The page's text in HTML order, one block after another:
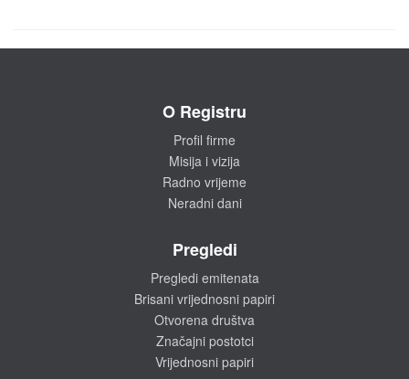
O Registru
Profil firme
Misija i vizija
Radno vrijeme
Neradni dani
Pregledi
Pregledi emitenata
Brisani vrijednosni papiri
Otvorena društva
Značajni postotci
Vrijednosni papiri